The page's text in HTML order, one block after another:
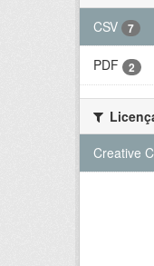
CSV
7
PDF 2
Creative